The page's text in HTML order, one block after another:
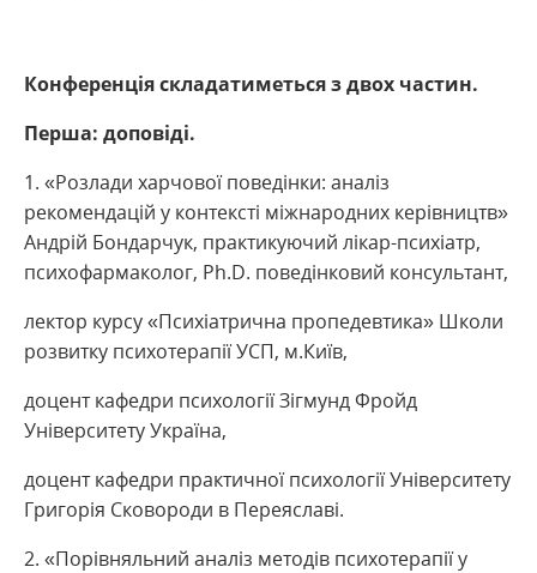
Конференція складатиметься з двох частин.
Перша: доповіді.
«Розлади харчової поведінки: аналіз
рекомендацій у контексті міжнародних керівництв»
Андрій Бондарчук, практикуючий лікар-психіатр,
психофармаколог, Ph.D. поведінковий консультант,
лектор курсу «Психіатрична пропедевтика» Школи
розвитку психотерапії УСП, м.Київ,
доцент кафедри психології Зігмунд Фройд
Університету Україна,
доцент кафедри практичної психології Університету
Григорія Сковороди в Переяславі.
«Порівняльний аналіз методів психотерапії у